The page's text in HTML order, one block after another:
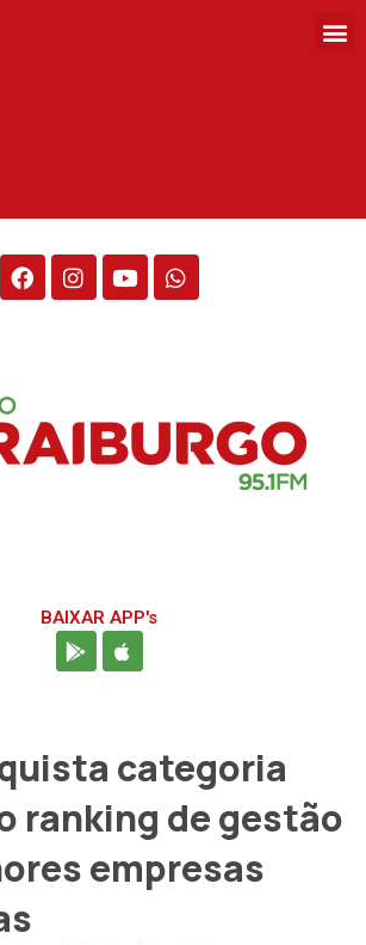
BAIXAR APP's
categoria
ranking de gestão
empresas